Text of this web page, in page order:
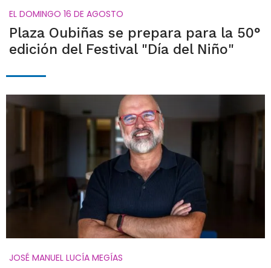
EL DOMINGO 16 DE AGOSTO
Plaza Oubiñas se prepara para la 50°
edición del Festival "Día del Niño"
JOSÉ MANUEL LUCÍA MEGÍAS